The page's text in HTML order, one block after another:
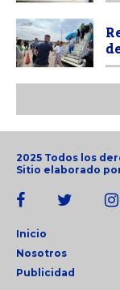
2025 Todos los
Sitio elaborado
Inicio
Nosotros
Publicidad